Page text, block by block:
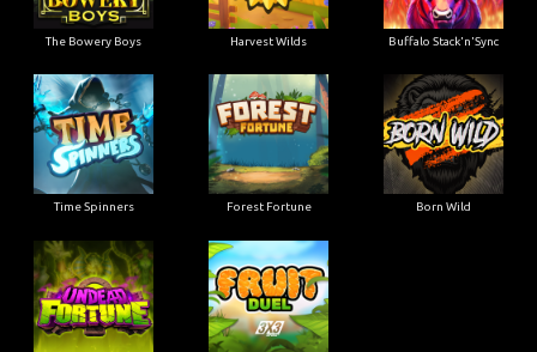
The Bowery Boys Harvest Wilds Buffalo Stack'n'Sync
Time Spinners Forest Fortune Born Wild